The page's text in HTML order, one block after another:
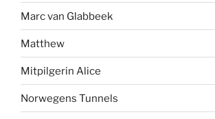
Marc van Glabbeek
Matthew
Mitpilgerin Alice
Norwegens Tunnels